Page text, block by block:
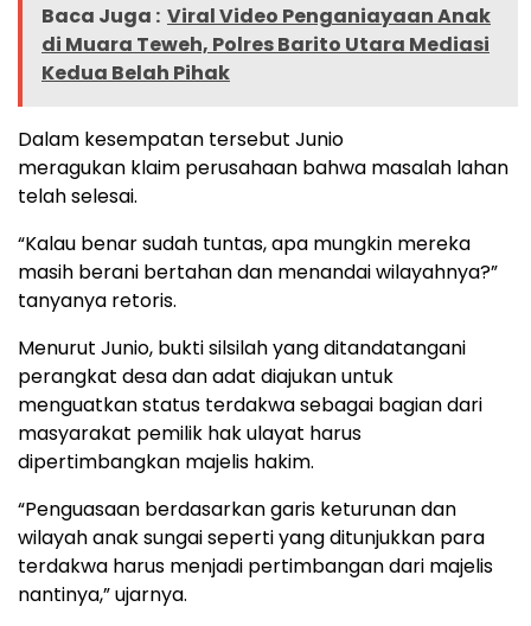
Baca Juga : Viral Video Penganiayaan Anak
di Muara Teweh, Polres Barito Utara Mediasi
Kedua Belah Pihak
Dalam kesempatan tersebut Junio
meragukan klaim perusahaan bahwa masalah lahan
telah selesai.
“Kalau benar sudah tuntas, apa mungkin mereka
masih berani bertahan dan menandai wilayahnya?”
tanyanya retoris.
Menurut Junio, bukti silsilah yang ditandatangani
perangkat desa dan adat diajukan untuk
menguatkan status terdakwa sebagai bagian dari
masyarakat pemilik hak ulayat harus
dipertimbangkan majelis hakim.
“Penguasaan berdasarkan garis keturunan dan
wilayah anak sungai seperti yang ditunjukkan para
terdakwa harus menjadi pertimbangan dari majelis
nantinya,” ujarnya.